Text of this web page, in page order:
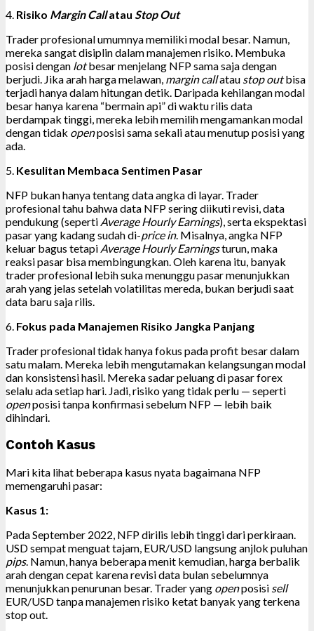
4. Risiko Margin Callatau Stop Out
Trader profesional umumnya memiliki modal besar. Namun,
mereka sangat disiplin dalam manajemen risiko. Membuka
posisi dengan lotbesar menjelang NFP sama saja dengan
berjudi. Jika arah harga melawan, margin callatau stop outbisa
terjadi hanya dalam hitungan detik. Daripada kehilangan modal
besar hanya karena “bermain api” di waktu rilis data
berdampak tinggi, mereka lebih memilih mengamankan modal
dengan tidak openposisi sama sekali atau menutup posisi yang
ada.
5. Kesulitan Membaca Sentimen Pasar
NFP bukan hanya tentang data angka di layar. Trader
profesional tahu bahwa data NFP sering diikuti revisi, data
pendukung (seperti Average Hourly Earnings), serta ekspektasi
pasar yang kadang sudah di-price in. Misalnya, angka NFP
keluar bagus tetapi Average Hourly Earningsturun, maka
reaksi pasar bisa membingungkan. Oleh karena itu, banyak
trader profesional lebih suka menunggu pasar menunjukkan
arah yang jelas setelah volatilitas mereda, bukan berjudi saat
data baru saja rilis.
6. Fokus pada Manajemen Risiko Jangka Panjang
Trader profesional tidak hanya fokus pada profit besar dalam
satu malam. Mereka lebih mengutamakan kelangsungan modal
dan konsistensi hasil. Mereka sadar peluang di pasar forex
selalu ada setiap hari. Jadi, risiko yang tidak perlu — seperti
openposisi tanpa konfirmasi sebelum NFP — lebih baik
dihindari.
Contoh Kasus
Mari kita lihat beberapa kasus nyata bagaimana NFP
memengaruhi pasar:
Kasus 1:
Pada September 2022, NFP dirilis lebih tinggi dari perkiraan.
USD sempat menguat tajam, EUR/USD langsung anjlok puluhan
pips. Namun, hanya beberapa menit kemudian, harga berbalik
arah dengan cepat karena revisi data bulan sebelumnya
menunjukkan penurunan besar. Trader yang openposisi sell
EUR/USD tanpa manajemen risiko ketat banyak yang terkena
stop out.